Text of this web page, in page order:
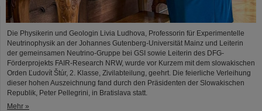
Die Physikerin und Geologin Livia Ludhova, Professorin für Experimentelle
Neutrinophysik an der Johannes Gutenberg-Universität Mainz und Leiterin
der gemeinsamen Neutrino-Gruppe bei GSI sowie Leiterin des DFG-
Förderprojekts FAIR-Research NRW, wurde vor Kurzem mit dem slowakischen
Orden Ľudovít Štúr, 2. Klasse, Zivilabteilung, geehrt. Die feierliche Verleihung
dieser hohen Auszeichnung fand durch den Präsidenten der Slowakischen
Republik, Peter Pellegrini, in Bratislava statt.
Mehr »